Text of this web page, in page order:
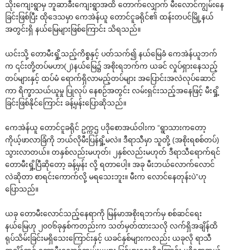
သိုး‌ကျေးရွာမှ ဘူဆာခီး‌ကျေးရွာအထိ ‌တောက်‌လျှောက် မီး‌လောင်ကျွမ်း‌နေ
ခြင်းဖြစ်ပြီး ထို‌ဒေသမှာ ‌ကေအဲန်ယူ ‌တောင်ငူခရိုင်၏ ထန်းတပင်မြို့နယ်
အတွင်းရှိ နယ်‌မြေများဖြစ်‌ကြောင်း သိရသည်။
ယင်းသို့ ‌တောမီးရှို့သည့်ကိစ္စနှင့် ပတ်သက်၍ နယ်‌မြေခံ ‌ကေအဲန်ယူဘက်
က ၎င်းတို့တပ်မဟာ(၂)နယ်‌မြေ၌ အစိုးရဘက်က ယခင် လှုပ်ရှား‌နေသည့်
တပ်များနှင့် ထပ်မံ ‌ရောက်ရှိလာမည့်တပ်များ အ‌ပြောင်းအလဲလုပ်‌ဆောင်
ကာ ရိက္ခာသယ်ယူမှု ပြုလုပ် ‌နေစဉ်အတွင်း လမ်းရှင်းသည့်အ‌နေဖြင့် မီးရှို့
ခြင်းဖြစ်နိုင်‌ကြောင်း ခန့်မှန်း‌ပြောဆိုသည်။
‌ကေအဲန်ယူ ‌တောင်ငူခရိုင် ဥက္ကဌ ပဒို‌စောအယ်ဝါးက “ရွာသားက‌တော့
ကိုယ့်ဖာလာခြံကို ဘယ်လိုမီးပြန်ရှို့မလဲ။ ဒီရာသီမှာ သူတို့ (အစိုးရစစ်တပ်)
သွားလာတယ်။ တနှစ်လည်းမဟုတ်၊ ၂နှစ်လည်းမဟုတ် ဒီရာသီ‌ရောက်ရင်
‌တောမီးရှို့ပြီဆို‌တော့ ခန့်မှန်း လို့ ရတာ‌ပေါ့။ အခု မီးဘယ်‌လောက်‌လောင်
လဲဆိုတာ စာရင်း‌ကောက်လို့ မရ‌သေးဘူး။ မီးက ‌လောင်‌နေတုန်းပဲ”ဟု
‌ပြောသည်။
ယခု ‌တောမီး‌လောင်သည့်‌နေရာကို မြန်မာအစိုးရဘက်မှ စစ်ဆင်‌ရေး
နယ်‌မြေဟု ၂၀၀၆ခုနှစ်ကတည်းက သတ်မှတ်ထားသလို လက်ရှိအချိန်ထိ
ရုပ်သိမ်းခြင်းမရှိ‌သေး‌ကြောင်းနှင့် ယခင်နှစ်များကလည်း ယခုလို ရာသီ